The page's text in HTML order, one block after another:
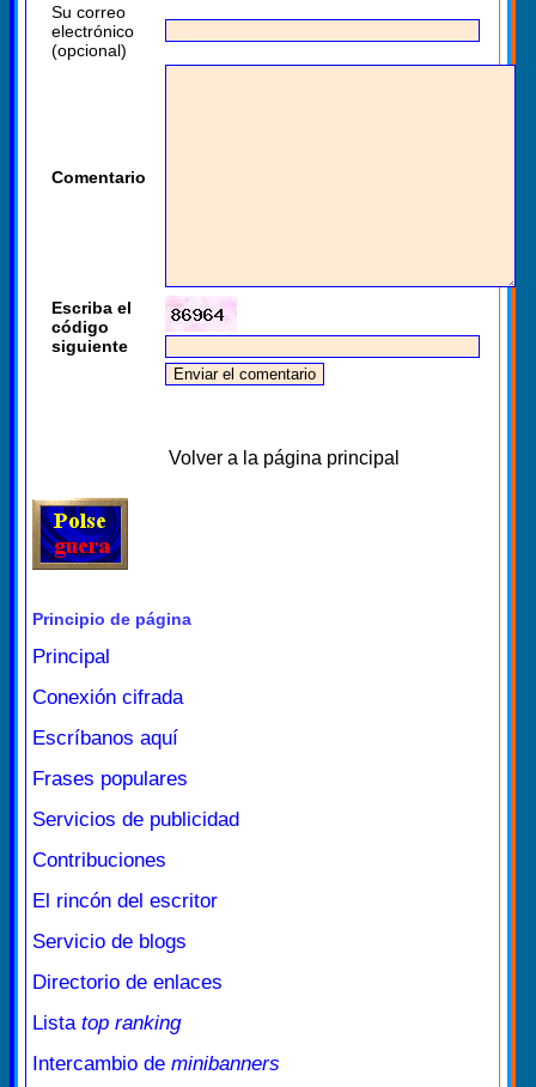
Su correo
electrónico
(opcional)
Comentario
Escriba el
código
siguiente
Volver a la página principal
Principio de página
Principal
Conexión cifrada
Escríbanos aquí
Frases populares
Servicios de publicidad
Contribuciones
El rincón del escritor
Servicio de blogs
Directorio de enlaces
Lista top ranking
Intercambio de minibanners